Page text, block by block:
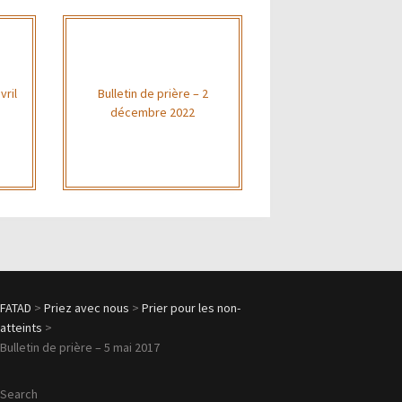
Bulletin de prière – 2
décembre 2022
FATAD >Priez avec nous >Prier pour les non-
atteints >
Bulletin de prière – 5 mai 2017
Search